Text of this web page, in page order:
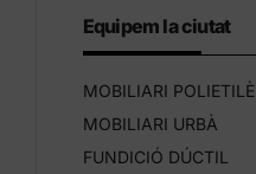
Equipem la ciutat
MOBILIARI POLIETILÈ
MOBILIARI URBÀ
FUNDICIÓ DÚCTIL